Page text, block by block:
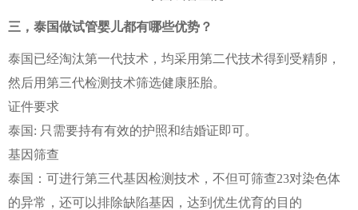
三，泰国做试管婴儿都有哪些优势？
泰国已经淘汰第一代技术，均采用第二代技术得到受精卵，
然后用第三代检测技术筛选健康胚胎。
证件要求
泰国: 只需要持有有效的护照和结婚证即可。
基因筛查
泰国：可进行第三代基因检测技术，不但可筛查23对染色体
的异常，还可以排除缺陷基因，达到优生优育的目的